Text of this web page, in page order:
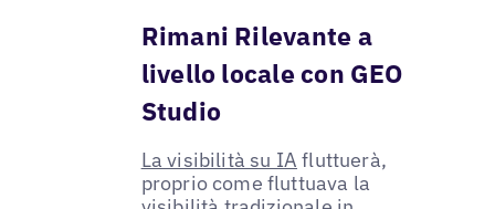
Rimani Rilevante a
livello locale con GEO
Studio
La visibilità su IA fluttuerà,
proprio come fluttuava la